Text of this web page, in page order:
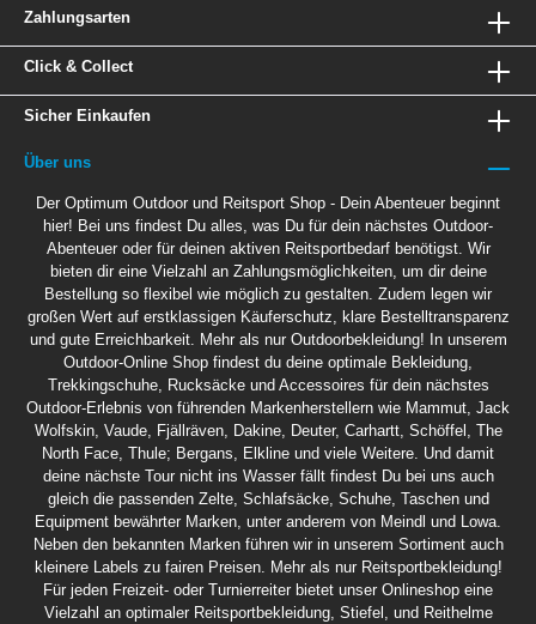
Zahlungsarten
Click & Collect
Sicher Einkaufen
Über uns
Der Optimum Outdoor und Reitsport Shop - Dein Abenteuer beginnt
hier! Bei uns findest Du alles, was Du für dein nächstes Outdoor-
Abenteuer oder für deinen aktiven Reitsportbedarf benötigst. Wir
bieten dir eine Vielzahl an Zahlungsmöglichkeiten, um dir deine
Bestellung so flexibel wie möglich zu gestalten. Zudem legen wir
großen Wert auf erstklassigen Käuferschutz, klare Bestelltransparenz
und gute Erreichbarkeit. Mehr als nur Outdoorbekleidung! In unserem
Outdoor-Online Shop findest du deine optimale Bekleidung,
Trekkingschuhe, Rucksäcke und Accessoires für dein nächstes
Outdoor-Erlebnis von führenden Markenherstellern wie Mammut, Jack
Wolfskin, Vaude, Fjällräven, Dakine, Deuter, Carhartt, Schöffel, The
North Face, Thule; Bergans, Elkline und viele Weitere. Und damit
deine nächste Tour nicht ins Wasser fällt findest Du bei uns auch
gleich die passenden Zelte, Schlafsäcke, Schuhe, Taschen und
Equipment bewährter Marken, unter anderem von Meindl und Lowa.
Neben den bekannten Marken führen wir in unserem Sortiment auch
kleinere Labels zu fairen Preisen. Mehr als nur Reitsportbekleidung!
Für jeden Freizeit- oder Turnierreiter bietet unser Onlineshop eine
Vielzahl an optimaler Reitsportbekleidung, Stiefel, und Reithelme